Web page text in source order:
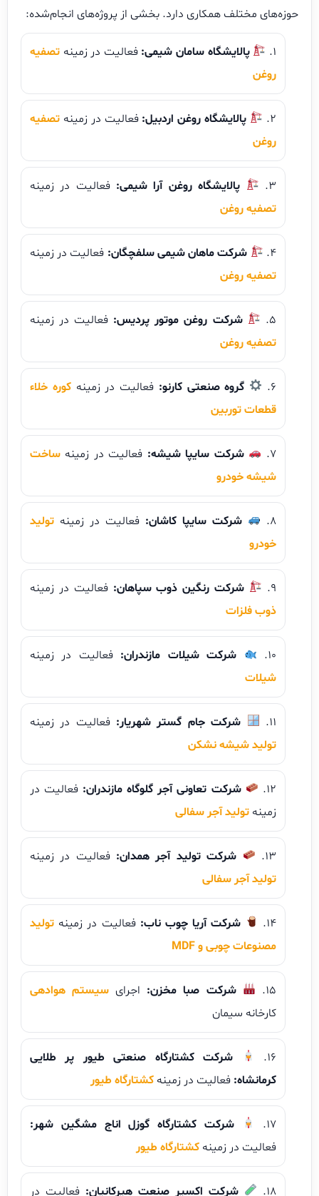
حوزه‌های مختلف همکاری دارد. بخشی از پروژه‌های انجام‌شده:
پالایشگاه سامان شیمی: فعالیت در زمینه تصفیه
روغن
پالایشگاه روغن اردبیل: فعالیت در زمینه تصفیه
روغن
پالایشگاه روغن آرا شیمی: فعالیت در زمینه
تصفیه روغن
شرکت ماهان شیمی سلفچگان: فعالیت در زمینه
تصفیه روغن
شرکت روغن موتور پردیس: فعالیت در زمینه
تصفیه روغن
گروه صنعتی کارنو: فعالیت در زمینهکوره خلاء
قطعات توربین
شرکت سایپا شیشه: فعالیت در زمینه ساخت
شیشه خودرو
شرکت سایپا کاشان: فعالیت در زمینه تولید
خودرو
شرکت رنگین ذوب سپاهان: فعالیت در زمینه
ذوب فلزات
شرکت شیلات مازندران: فعالیت در زمینه
شیلات
شرکت جام گستر شهریار: فعالیت در زمینه
تولید شیشه نشکن
شرکت تعاونی آجر گلوگاه مازندران: فعالیت در
زمینه تولید آجر سفالی
شرکت تولید آجر همدان: فعالیت در زمینه
تولید آجر سفالی
شرکت آریا چوب ناب: فعالیت در زمینه تولید
مصنوعات چوبی و MDF
شرکت صبا مخزن: اجرای سیستم هوادهی
کارخانه سیمان
شرکت کشتارگاه صنعتی طیور پر طلایی
کرمانشاه: فعالیت در زمینه کشتارگاه طیور
شرکت کشتارگاه گوزل اناج مشگین شهر:
فعالیت در زمینه کشتارگاه طیور
شرکت اکسیر صنعت هیرکانیان: فعالیت در